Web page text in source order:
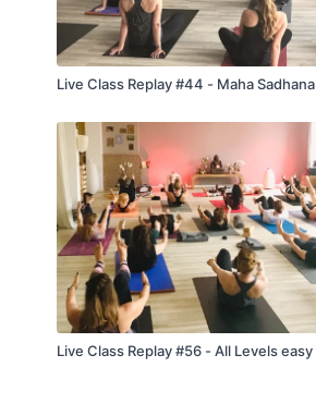
Live Class Replay #44 - Maha Sadhana
Live Class Replay #56 - All Levels easy